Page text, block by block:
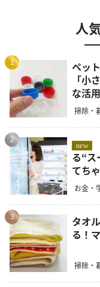
人
1
ペッ
「小
な活
掃除・
2
new
る“ス
てち
お金・
3
タオ
る！
掃除・